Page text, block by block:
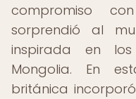
compromiso
sorprendió al
inspirada en
Mongolia. En
británica